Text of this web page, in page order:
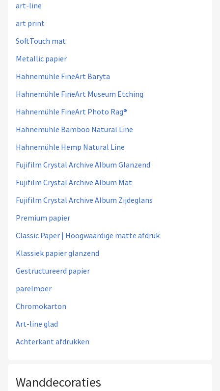
art-line
art print
SoftTouch mat
Metallic papier
Hahnemühle FineArt Baryta
Hahnemühle FineArt Museum Etching
Hahnemühle FineArt Photo Rag®
Hahnemühle Bamboo Natural Line
Hahnemühle Hemp Natural Line
Fujifilm Crystal Archive Album Glanzend
Fujifilm Crystal Archive Album Mat
Fujifilm Crystal Archive Album Zijdeglans
Premium papier
Classic Paper | Hoogwaardige matte afdruk
Klassiek papier glanzend
Gestructureerd papier
parelmoer
Chromokarton
Art-line glad
Achterkant afdrukken
Wanddecoraties